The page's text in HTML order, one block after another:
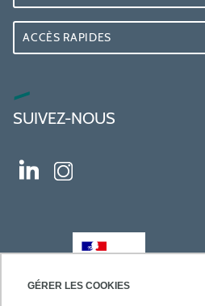
GÉRER LES COOKIES
ACCÈS RAPIDES
SUIVEZ-NOUS